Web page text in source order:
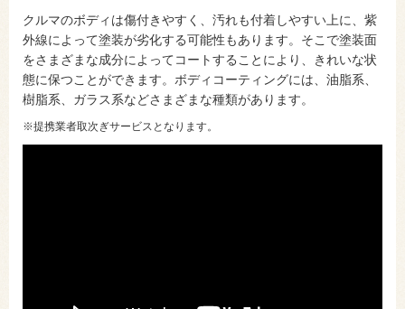
クルマのボディは傷付きやすく、汚れも付着しやすい上に、紫
外線によって塗装が劣化する可能性もあります。そこで塗装面
をさまざまな成分によってコートすることにより、きれいな状
態に保つことができます。ボディコーティングには、油脂系、
樹脂系、ガラス系などさまざまな種類があります。
※提携業者取次ぎサービスとなります。